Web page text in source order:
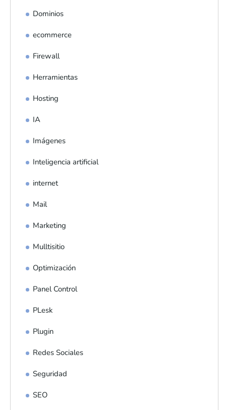
Dominios
ecommerce
Firewall
Herramientas
Hosting
IA
Imágenes
Inteligencia artificial
internet
Mail
Marketing
Mulltisitio
Optimización
Panel Control
PLesk
Plugin
Redes Sociales
Seguridad
SEO